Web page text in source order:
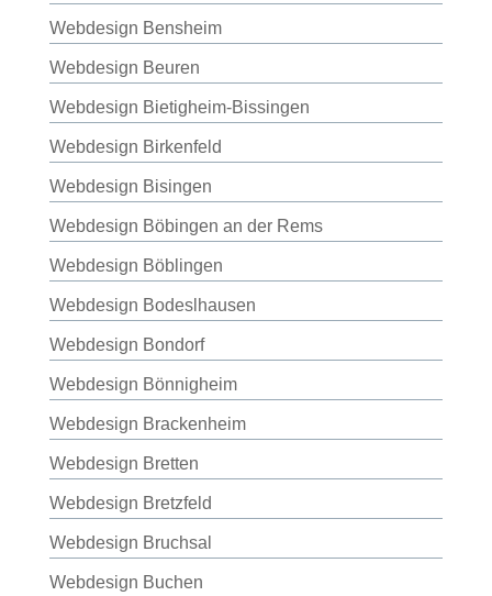
Webdesign Bensheim
Webdesign Beuren
Webdesign Bietigheim-Bissingen
Webdesign Birkenfeld
Webdesign Bisingen
Webdesign Böbingen an der Rems
Webdesign Böblingen
Webdesign Bodeslhausen
Webdesign Bondorf
Webdesign Bönnigheim
Webdesign Brackenheim
Webdesign Bretten
Webdesign Bretzfeld
Webdesign Bruchsal
Webdesign Buchen